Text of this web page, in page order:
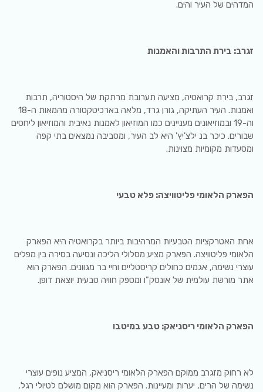
המדהים של העיר והים.
זגרב: בירת התרבות והאמנות
זגרב, בירת קרואטיה, מציעה תערובת מרתקת של היסטוריה, תרבות
ואמנות. העיר העתיקה, גורן גרד, מלאה בארכיטקטורה מהמאות ה-18
וה-19 ובמוזיאונים מעניינים כמו המוזיאון לאמנות נאיבית והמוזיאון ליחסים
שבורים. כיכר בנ ילצ'יץ' היא לב העיר, ומסביבה נמצאים בתי קפה
ומסעדות מקומיות מצוינות.
הפארק הלאומי פליטוויצה: פלא טבעי
אחת האטרקציות הטבעיות המרהיבות ביותר בקרואטיה היא הפארק
הלאומי פליטוויצה. הפארק מציע מסלולי הליכה ונסיעה בסירה בין מפלים
עוצרי נשימה, אגמים כחולים קריסטליים וחיי בר מגוונים. הפארק הוא
אתר מורשת עולמית של אונסק"ו ומספק חוויה טבעית יוצאת דופן.
הפארק הלאומי ריסניאק: טבע במיטבו
לא רחוק מזגרב ממוקם הפארק הלאומי ריסניאק, המציע נופים עוצרי
נשימה של הרים, יערות ומעיינות. הפארק הוא מקום מושלם לטיולי רגל,